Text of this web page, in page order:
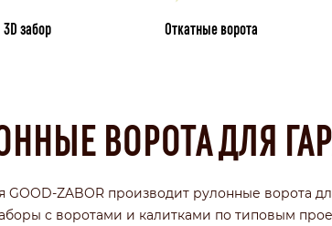
И ВОРОТАМИ
ПЛЕТЕНЫЕ
КАМЕНННЫЕ ЗАБОРЫ
ИЗ ПРИРОДНОГО
3D забор Откатные ворота
ВОРОТА ДЛЯ
GOOD-ZABOR производит рулонные ворота
с воротами и калитками по типовым